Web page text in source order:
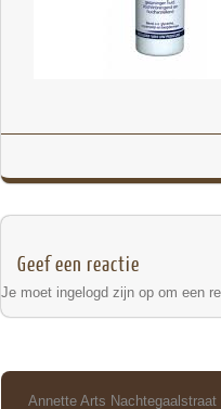
Geef een reactie
Je moet ingelogd zijn op om een
Annette Arts Nachtegaalstraat